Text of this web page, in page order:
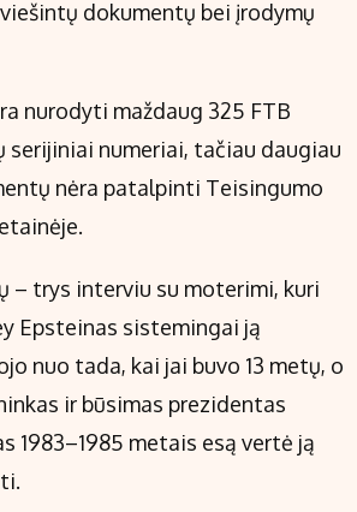
dokumentų bei įrodymų
nurodyti maždaug 325 FTB
numeriai, tačiau daugiau
nėra patalpinti Teisingumo
– trys interviu su moterimi, kuri
Epsteinas sistemingai ją
nuo tada, kai jai buvo 13 metų, o
ir būsimas prezidentas
1983–1985 metais esą vertė ją